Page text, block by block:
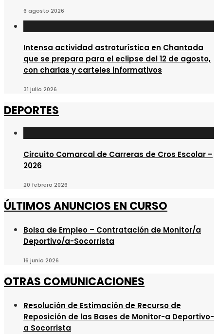
6 agosto 2026
Intensa actividad astroturística en Chantada
que se prepara para el eclipse del 12 de agosto,
con charlas y carteles informativos
31 julio 2026
DEPORTES
Circuito Comarcal de Carreras de Cros Escolar –
2026
20 febrero 2026
ÚLTIMOS ANUNCIOS EN CURSO
Bolsa de Empleo – Contratación de Monitor/a
Deportivo/a-Socorrista
16 junio 2026
OTRAS COMUNICACIONES
Resolución de Estimación de Recurso de
Reposición de las Bases de Monitor-a Deportivo-
a Socorrista